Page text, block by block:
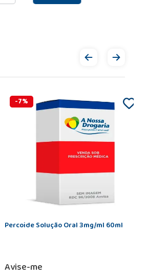
-7%
Percoide Solução Oral 3mg/ml 60ml
Avise-me